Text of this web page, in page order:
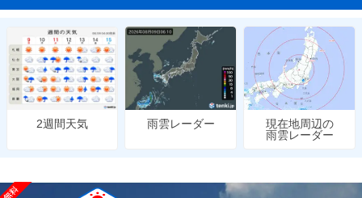
2週間天気 雨雲レーダー
現在地周辺の
雨雲レーダー